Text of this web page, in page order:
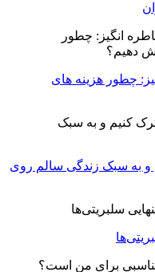
چطور هزینه های
و به سبک زندگی سالم روی